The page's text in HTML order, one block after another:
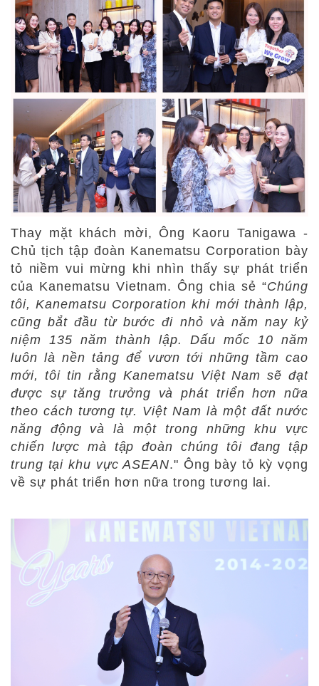
Thay mặt khách mời, Ông
Kaoru Tanigawa -
Chủ tịch tập đoàn Kanematsu Corporation bày
tỏ niềm vui mừng khi nhìn thấy sự phát triển
của Kanematsu Vietnam. Ông chia sẻ “Chúng
tôi,Kanematsu Corporation khi mới thành lập,
cũng bắt đầu từ bước đi nhỏ và năm nay kỷ
niệm 135 năm thành lập. Dấu mốc 10 năm
luôn là nền tảng để vươn tới những tầm cao
mới, tôi tin rằng Kanematsu Việt Namsẽ đạt
được sự tăng trưởng và phát triển hơn nữa
theo cách tương tự. Việt Nam là một đất nước
năng động và là một trong những khu vực
chiến lược mà tập đoàn chúng tôi đang tập
trung tại khu vực ASEAN." Ông bày tỏ kỳ vọng
về sự phát triển hơn nữa trong tương lai.